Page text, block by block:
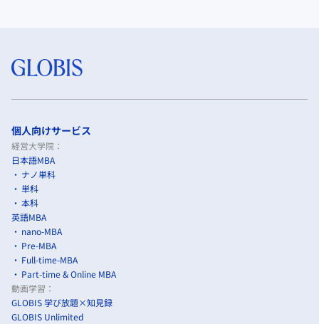
個人向けサービス
経営大学院：
日本語MBA
ナノ単科
単科
本科
英語MBA
nano-MBA
Pre-MBA
Full-time-MBA
Part-time & Online MBA
動画学習：
GLOBIS 学び放題×知見録
GLOBIS Unlimited